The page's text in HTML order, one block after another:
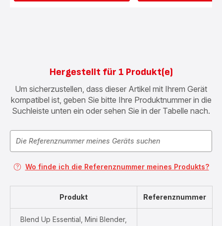
Hergestellt für 1 Produkt(e)
Um sicherzustellen, dass dieser Artikel mit Ihrem Gerät
kompatibel ist, geben Sie bitte Ihre Produktnummer in die
Suchleiste unten ein oder sehen Sie in der Tabelle nach.
Wo finde ich die Referenznummer meines Produkts?
Produkt Referenznummer
Blend Up Essential, Mini Blender,